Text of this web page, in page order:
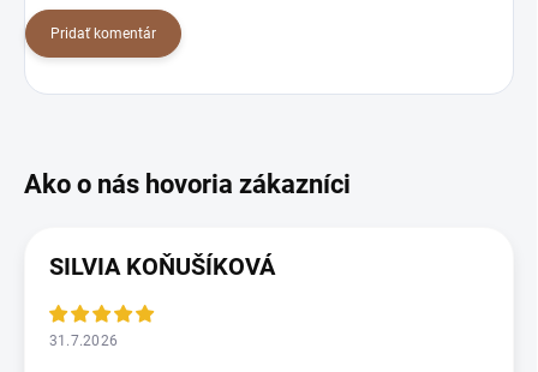
Pridať komentár
SILVIA KOŇUŠÍKOVÁ
31.7.2026